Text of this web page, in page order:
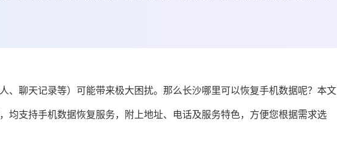
、聊天记录等）可能带来极大困扰。那么长沙哪里可以恢复手机数据呢？本文
均支持手机数据恢复服务，附上地址、电话及服务特色，方便您根据需求选